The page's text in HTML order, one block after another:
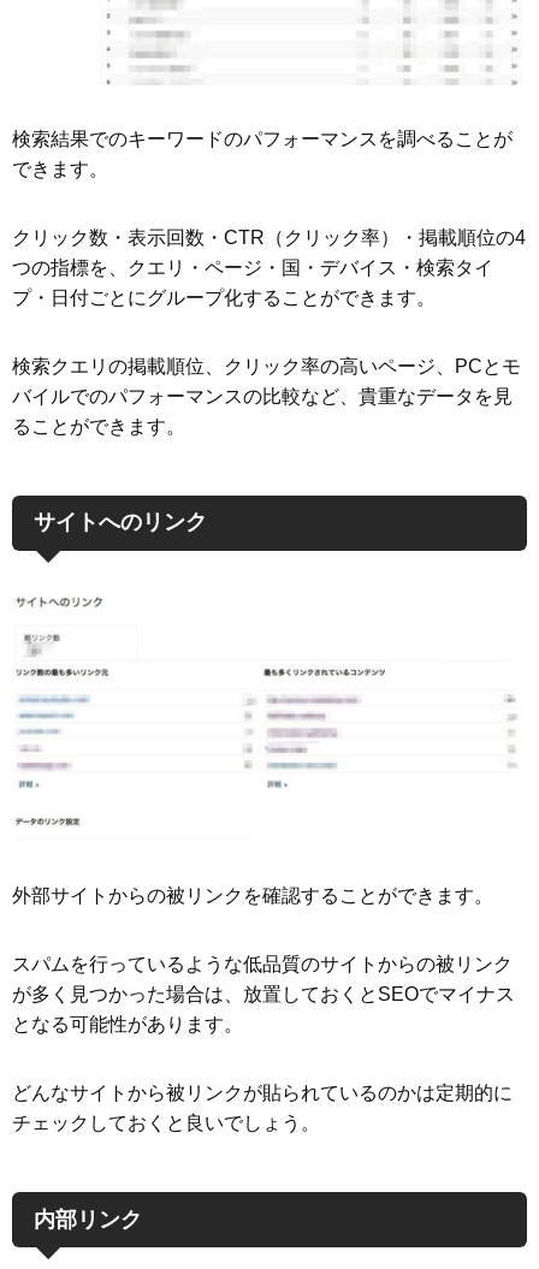
検索結果でのキーワードのパフォーマンスを調べることが
できます。
クリック数・表示回数・CTR（クリック率）・掲載順位の4
つの指標を、クエリ・ページ・国・デバイス・検索タイ
プ・日付ごとにグループ化することができます。
検索クエリの掲載順位、クリック率の高いページ、PCとモ
バイルでのパフォーマンスの比較など、貴重なデータを見
ることができます。
サイトへのリンク
外部サイトからの被リンクを確認することができます。
スパムを行っているような低品質のサイトからの被リンク
が多く見つかった場合は、放置しておくとSEOでマイナス
となる可能性があります。
どんなサイトから被リンクが貼られているのかは定期的に
チェックしておくと良いでしょう。
内部リンク